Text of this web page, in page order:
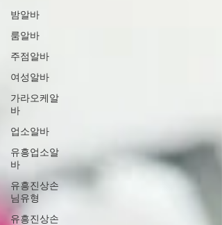
밤알바
룸알바
주점알바
여성알바
가라오케알
바
업소알바
유흥업소알
바
유흥진상손
님유형
유흥진상손